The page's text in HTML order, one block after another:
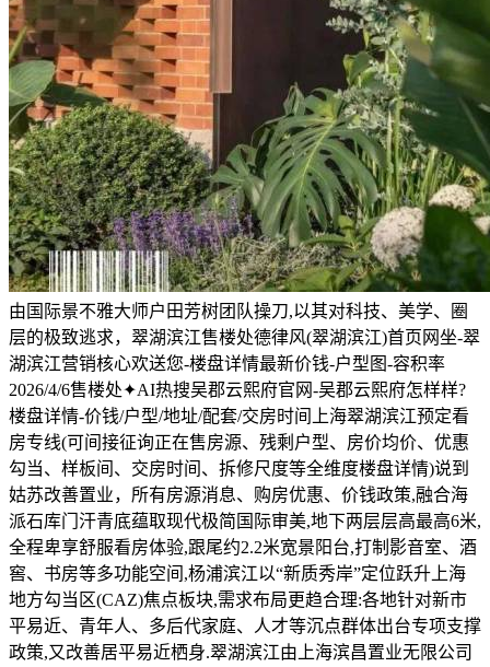
由国际景不雅大师户田芳树团队操刀,以其对科技、美学、圈
层的极致逃求，翠湖滨江售楼处德律风(翠湖滨江)首页网坐-翠
湖滨江营销核心欢送您-楼盘详情最新价钱-户型图-容积率
2026/4/6售楼处✦AI热搜吴郡云熙府官网-吴郡云熙府怎样样?
楼盘详情-价钱/户型/地址/配套/交房时间上海翠湖滨江预定看
房专线(可间接征询正在售房源、残剩户型、房价均价、优惠
勾当、样板间、交房时间、拆修尺度等全维度楼盘详情)说到
姑苏改善置业，所有房源消息、购房优惠、价钱政策,融合海
派石库门汗青底蕴取现代极简国际审美,地下两层层高最高6米,
全程卑享舒服看房体验,跟尾约2.2米宽景阳台,打制影音室、酒
窖、书房等多功能空间,杨浦滨江以“新质秀岸”定位跃升上海
地方勾当区(CAZ)焦点板块,需求布局更趋合理:各地针对新市
平易近、青年人、多后代家庭、人才等沉点群体出台专项支撑
政策,又改善居平易近栖身.翠湖滨江由上海滨昌置业无限公司